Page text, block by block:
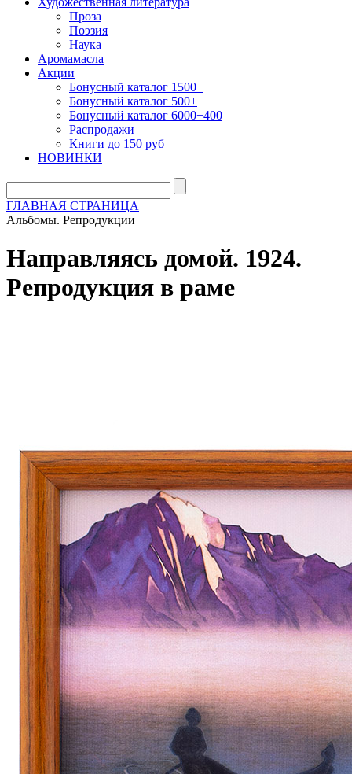
Проза
Поэзия
Наука
Аромамасла
Акции
Бонусный каталог 1500+
Бонусный каталог 500+
Бонусный каталог 6000+400
Распродажи
Книги до 150 руб
НОВИНКИ
ГЛАВНАЯ СТРАНИЦА
Альбомы. Репродукции
Направляясь домой. 1924.
Репродукция в раме